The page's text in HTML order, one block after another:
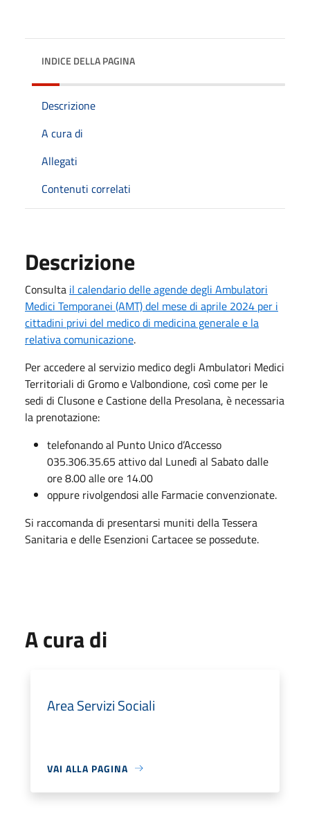
INDICE DELLA PAGINA
Descrizione
A cura di
Allegati
Contenuti correlati
Descrizione
Consulta il calendario delle agende degli Ambulatori
Medici Temporanei (AMT) del mese di aprile 2024 per i
cittadini privi del medico di medicina generale e la
relativa comunicazione.
Per accedere al servizio medico degli Ambulatori Medici
Territoriali di Gromo e Valbondione, così come per le
sedi di Clusone e Castione della Presolana, è necessaria
la prenotazione:
telefonando al Punto Unico d’Accesso
035.306.35.65 attivo dal Lunedì al Sabato dalle
ore 8.00 alle ore 14.00
oppure rivolgendosi alle Farmacie convenzionate.
Si raccomanda di presentarsi muniti della Tessera
Sanitaria e delle Esenzioni Cartacee se possedute.
A cura di
Area Servizi Sociali
VAI ALLA PAGINA